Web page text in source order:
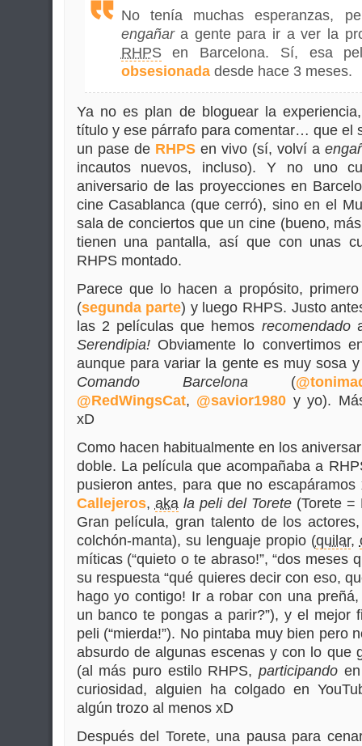
No tenía muchas esperanzas,
engañara gente para ir a ver la
RHPSen Barcelona. Sí, esa
obsesionadadesde hace 3 meses.
Ya no es plan de bloguear la
título y ese párrafo para comentar… que el
un pase de RHPSen vivo (sí, volví a
incautos nuevos, incluso). Y no uno
aniversario de las proyecciones en
cine Casablanca (que cerró), sino en el
sala de conciertos que un cine (bueno,
tienen una pantalla, así que con unas
RHPS montado.
Parece que lo hacen a propósito,
(segunda parte) y luego RHPS. Justo
las 2 películas que hemos recomendadoa
Serendipia!Obviamente lo convertimos
aunque para variar la gente es muy sosa
Comando Barcelona(
@RedWingsCat, @savior1980 y yo).
xD
Como hacen habitualmente en los
doble. La película que acompañaba a
pusieron antes, para que no
Callejeros, aka la peli del Torete(Torete =
Gran película, gran talento de los
colchón-manta), su lenguaje propio (quilar,
míticas (“quieto o te abraso!”, “dos meses
su respuesta “qué quieres decir con eso,
hago yo contigo! Ir a robar con una
un banco te pongas a parir?”), y el mejor
peli (“mierda!”). No pintaba muy bien pero
absurdo de algunas escenas y con lo que
(al más puro estilo RHPS, participando
curiosidad, alguien ha colgado en
algún trozo al menos xD
Después del Torete, una pausa para